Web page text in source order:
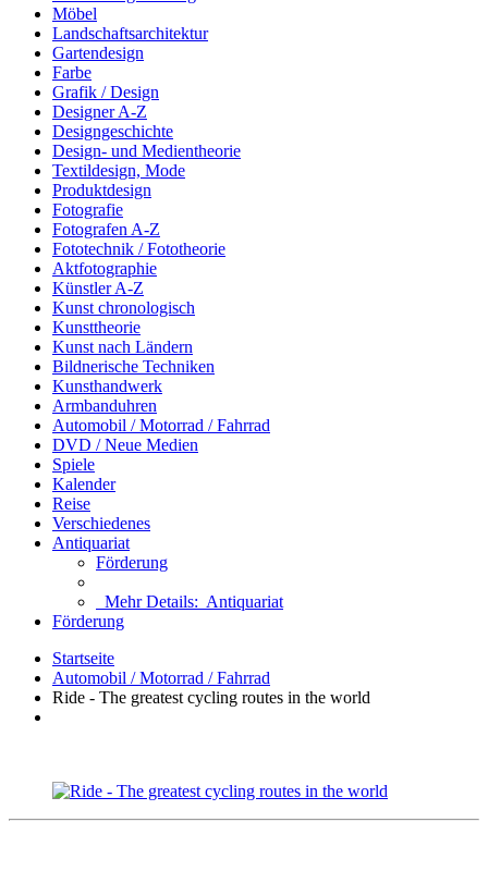
Möbel
Landschaftsarchitektur
Gartendesign
Farbe
Grafik / Design
Designer A-Z
Designgeschichte
Design- und Medientheorie
Textildesign, Mode
Produktdesign
Fotografie
Fotografen A-Z
Fototechnik / Fototheorie
Aktfotographie
Künstler A-Z
Kunst chronologisch
Kunsttheorie
Kunst nach Ländern
Bildnerische Techniken
Kunsthandwerk
Armbanduhren
Automobil / Motorrad / Fahrrad
DVD / Neue Medien
Spiele
Kalender
Reise
Verschiedenes
Antiquariat
Förderung
Mehr Details: Antiquariat
Förderung
Startseite
Automobil / Motorrad / Fahrrad
Ride - The greatest cycling routes in the world